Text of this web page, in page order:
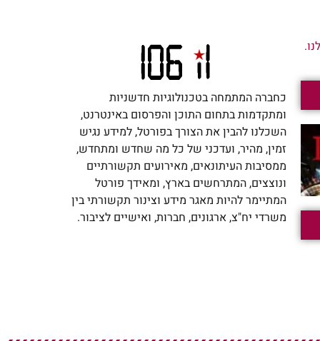
כחברה המתמחה בטכנולוגיות חדשניות
ומתקדמות בתחום התוכן והפרסום באינטרנט,
השכלנו להבין את הצורך בפורטל, למידע נגיש
זמין, מהיר, ועדכני של כל מה שחדש ומתחדש,
ממסיבות העיתונאים, מאירועים תקשורתיים
ונוצצים, המתרחשים בארץ, ומאידך פורטל
המתיימר להיות מאגר מידע וצינור תקשורתי בין
משרדי יח"צ, ארגונים, חברות, ואישיים לציבור.